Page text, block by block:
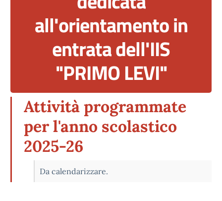
all'orientamento in
entrata dell'IIS
"PRIMO LEVI"
Attività programmate
per l'anno scolastico
2025-26
Da calendarizzare.